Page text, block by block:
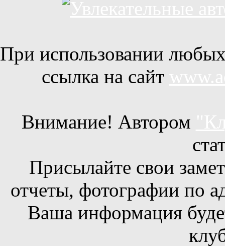
При использовании любых
ссылка на сайт
Внимание! Автором
Присылайте свои
отчеты, фотографии по
Ваша информация